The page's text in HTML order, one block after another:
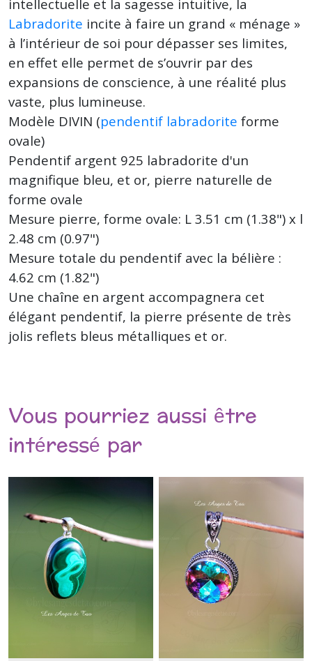
intellectuelle et la sagesse intuitive, la
Labradorite incite à faire un grand « ménage »
à l’intérieur de soi pour dépasser ses limites,
en effet elle permet de s’ouvrir par des
expansions de conscience, à une réalité plus
vaste, plus lumineuse.
Modèle DIVIN (pendentif labradorite forme
ovale)
Pendentif argent 925 labradorite d'un
magnifique bleu, et or, pierre naturelle de
forme ovale
Mesure pierre, forme ovale: L 3.51 cm (1.38") x l
2.48 cm (0.97")
Mesure totale du pendentif avec la bélière :
4.62 cm (1.82")
Une chaîne en argent accompagnera cet
élégant pendentif, la pierre présente de très
jolis reflets bleus métalliques et or.
Vous pourriez aussi être
intéressé par